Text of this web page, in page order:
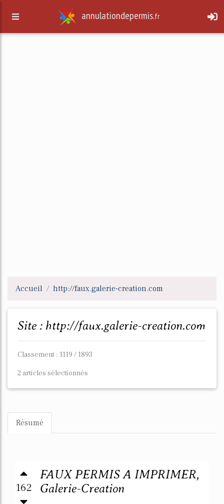
annulationdepermis.fr
Accueil http://faux.galerie-creation.com
Site : http://faux.galerie-creation.com
Classement : 1119 / 1893
2 articles sélectionnés
Résumé
162
FAUX PERMIS A IMPRIMER,
Galerie-Creation